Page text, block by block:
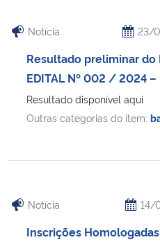
Notícia 23/
Resultado preliminar do
EDITAL Nº 002 / 2024 –
Resultado disponível aqui
Outras categorias do item:
Notícia 14/
Inscrições